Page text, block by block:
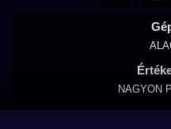
NAGYON